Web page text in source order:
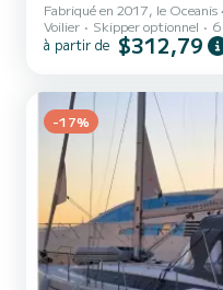
Fabriqué en 2017, le Oceanis
beaux mouillages de Préveza. Vous allez passer une croisière
d'exception sur ce voilier de
bateau est équipé d'une
Voilier Skipper optionnel 6
à partir de $312,79
-17%